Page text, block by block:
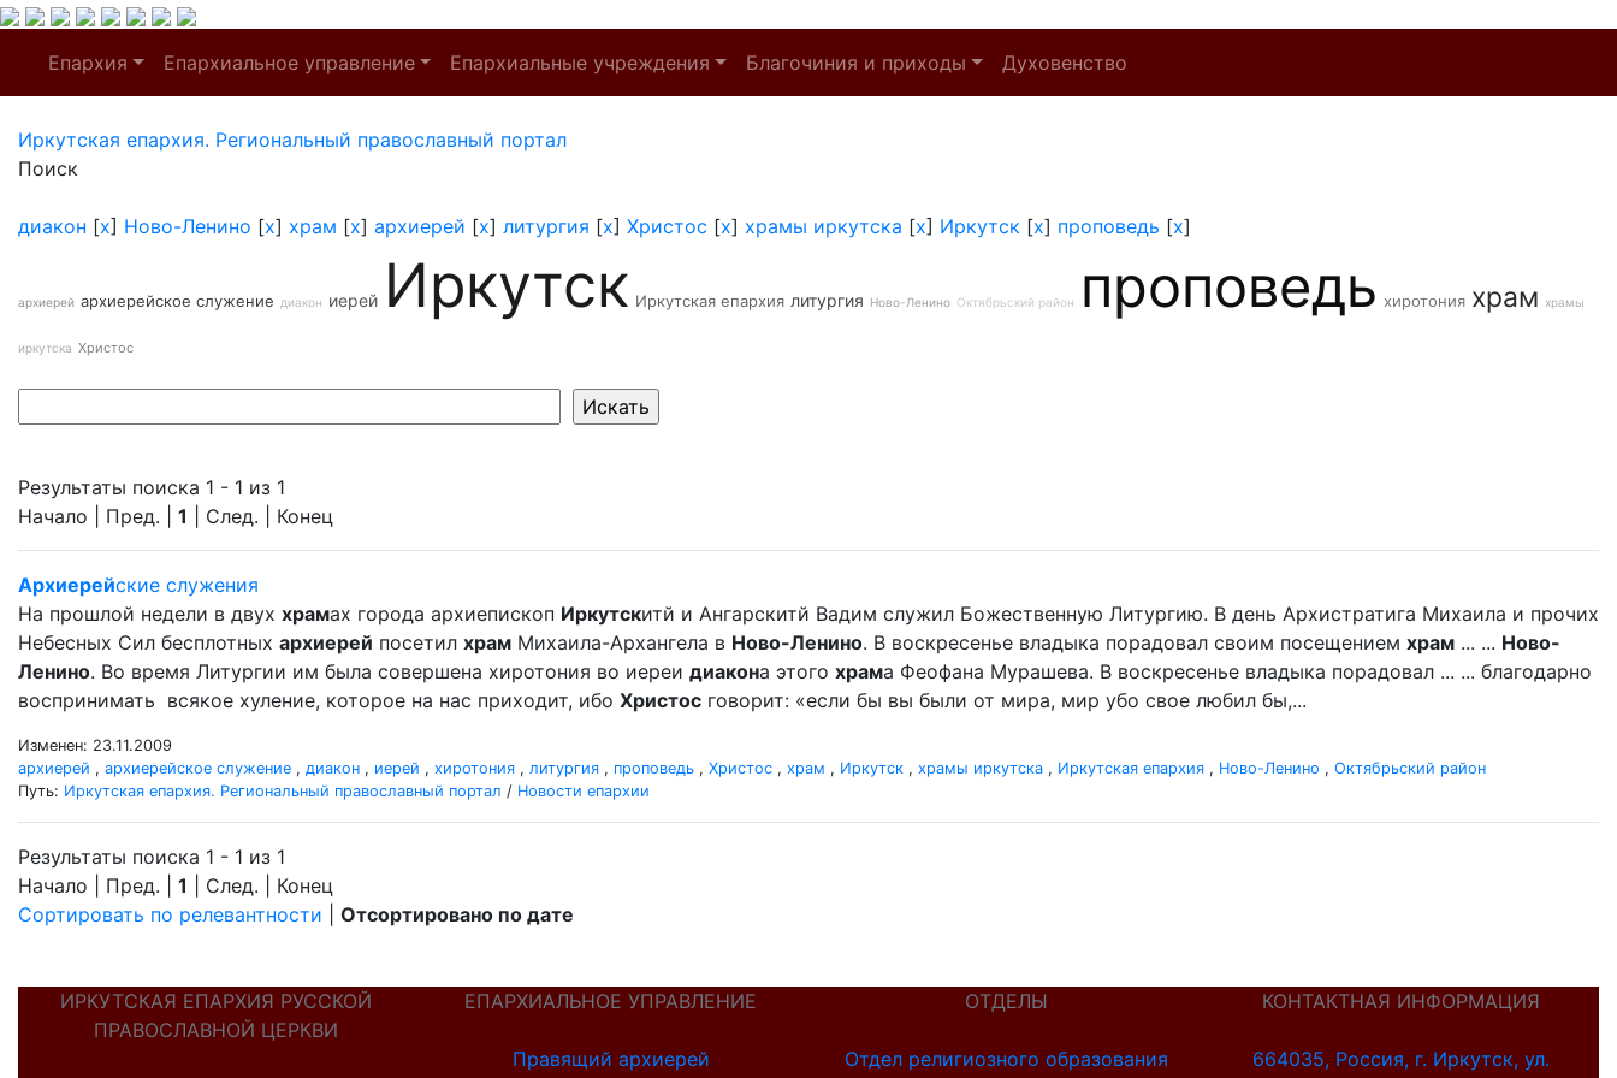
Епархия Епархиальное управление Епархиальные учреждения Благочиния и приходы Духовенство
Иркутская епархия. Региональный православный портал
Поиск
диакон [x] Ново-Ленино [x] храм [x] архиерей [x] литургия [x] Христос [x] храмы иркутска [x] Иркутск [x] проповедь [x]
архиерей архиерейское служение диакон иерей Иркутск Иркутская епархия литургия Ново-Ленино Октябрьский район проповедь хиротония храм храмы
иркутска Христос
Результаты поиска 1 - 1 из 1
Начало | Пред. | 1 | След. | Конец
Архиерейские служения
На прошлой недели в двух храмах города архиепископ Иркутскитй и Ангарскитй Вадим служил Божественную Литургию. В день Архистратига Михаила и прочих
Небесных Сил бесплотных архиерей посетил храм Михаила-Архангела в Ново-Ленино. В воскресенье владыка порадовал своим посещением храм ... ... Ново-
Ленино. Во время Литургии им была совершена хиротония во иереи диакона этого храма Феофана Мурашева. В воскресенье владыка порадовал ... ... благодарно
воспринимать всякое хуление, которое на нас приходит, ибо Христос говорит: «если бы вы были от мира, мир убо свое любил бы,...
Изменен: 23.11.2009
архиерей , архиерейское служение , диакон , иерей , хиротония , литургия , проповедь , Христос , храм , Иркутск , храмы иркутска , Иркутская епархия , Ново-Ленино , Октябрьский район
Путь: Иркутская епархия. Региональный православный портал / Новости епархии
Результаты поиска 1 - 1 из 1
Начало | Пред. | 1 | След. | Конец
Сортировать по релевантности
Отсортировано по дате
ИРКУТСКАЯ ЕПАРХИЯ РУССКОЙ
ПРАВОСЛАВНОЙ ЦЕРКВИ
ЕПАРХИАЛЬНОЕ УПРАВЛЕНИЕ
Правящий архиерей
ОТДЕЛЫ
Отдел религиозного образования
КОНТАКТНАЯ ИНФОРМАЦИЯ
664035, Россия, г. Иркутск, ул.